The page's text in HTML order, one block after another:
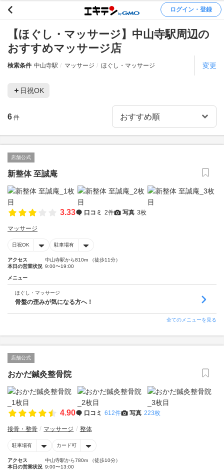
ログイン・登録
【ほぐし・マッサージ】中山寺駅周辺の
おすすめマッサージ店
検索条件 中山寺駅 マッサージ ほぐし・マッサージ 変更
日祝OK
6 件
店舗公式
新整体 至誠庵
3.33 口コミ 2件 写真 3枚
マッサージ
日祝OK 駐車場有
アクセス
中山寺駅から810m （徒歩11分）
本日の営業状況 9:00〜19:00
メニュー
ほぐし・マッサージ
骨盤の歪みが気になる方へ！
全てのメニューを見る
店舗公式
おかだ鍼灸整骨院
4.90 口コミ 612件 写真 223枚
接骨・整骨 マッサージ 整体
駐車場有 カード可
アクセス
中山寺駅から780m （徒歩10分）
本日の営業状況 9:00〜13:00